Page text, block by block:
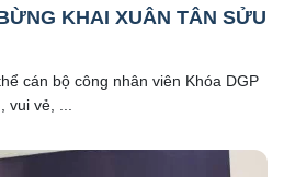
KHAI XUÂN TÂN SỬU
cán bộ công nhân viên Khóa DGP
vui vẻ, ...